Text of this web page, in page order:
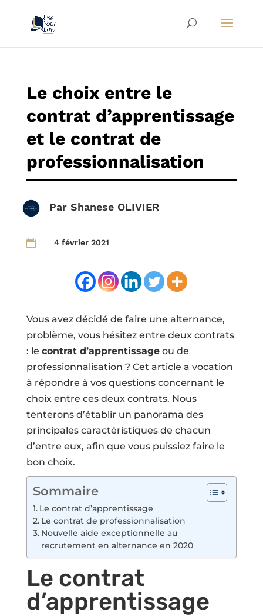
Le choix entre le
contrat d’apprentissage
et le contrat de
professionnalisation
Par Shanese OLIVIER
 4 février 2021
Vous avez décidé de faire une alternance,
problème, vous hésitez entre deux contrats
: le contrat d’apprentissageou de
professionnalisation ? Cet article a vocation
à répondre à vos questions concernant le
choix entre ces deux contrats. Nous
tenterons d’établir un panorama des
principales caractéristiques de chacun
d’entre eux, afin que vous puissiez faire le
bon choix.
Sommaire
Le contrat d’apprentissage
Le contrat de professionnalisation
Nouvelle aide exceptionnelle au
recrutement en alternance en 2020
Le contrat
d’apprentissage